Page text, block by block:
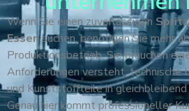
Wenn Sie einen zuverlässigen
Essensuchen, benötigen Sie mehr
Produktionsbetrieb. Sie brauchen
Anforderungen versteht, technische
und Kunststoffteile in
Genau hier kommt professioneller